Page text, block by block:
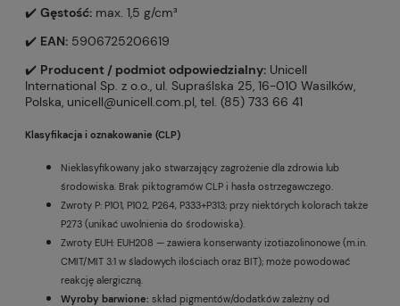
✔️ Gęstość: max. 1,5 g/cm³
✔️ EAN: 5906725206619
✔️ Producent / podmiot odpowiedzialny: Unicell
International Sp. z o.o., ul. Supraślska 25, 16-010 Wasilków,
Polska, unicell@unicell.com.pl, tel. (85) 733 66 41
Klasyfikacja i oznakowanie (CLP)
Nieklasyfikowany jako stwarzający zagrożenie dla zdrowia lub
środowiska. Brak piktogramów CLP i hasła ostrzegawczego.
Zwroty P: P101, P102, P264, P333+P313; przy niektórych kolorach także
P273 (unikać uwolnienia do środowiska).
Zwroty EUH: EUH208 — zawiera konserwanty izotiazolinonowe (m.in.
CMIT/MIT 3:1 w śladowych ilościach oraz BIT); może powodować
reakcję alergiczną.
Wyroby barwione: skład pigmentów/dodatków zależny od